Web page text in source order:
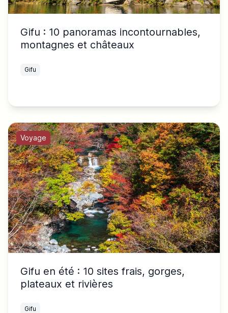
Gifu : 10 panoramas incontournables,
montagnes et châteaux
Gifu
Voyage
Gifu en été : 10 sites frais, gorges,
plateaux et rivières
Gifu